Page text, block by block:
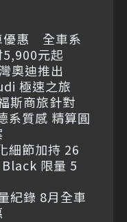
優惠 全車系
元起
奧迪推出
極速之旅
斯商旅針對
系質感 精算圓
細節加持 26
限量 5
紀錄 8月全車